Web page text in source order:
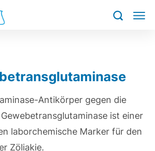
Antikörper gegen die
ist einer
laborchemische Marker für den
Zöliakie.